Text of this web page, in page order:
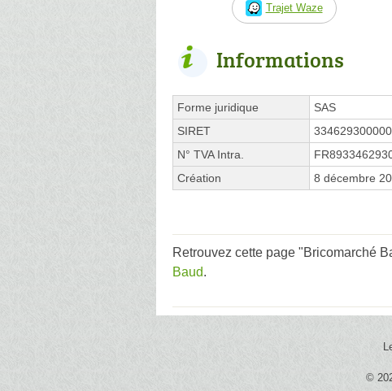
Trajet Waze
Informations
Forme juridique
SAS
SIRET
N° TVA Intra.
Création
8 décembre
Retrouvez cette page "Bricomarché
Baud.
©